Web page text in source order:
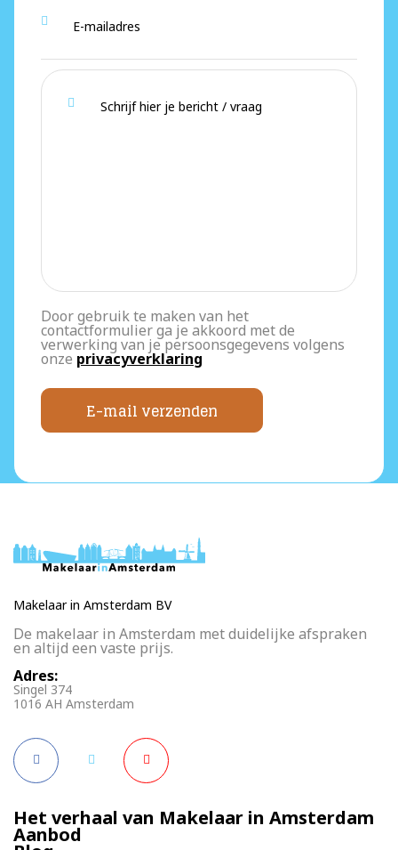
Door gebruik te maken van het
contactformulier ga je akkoord met de
verwerking van je persoonsgegevens volgens
onze privacyverklaring
E-mail verzenden
Makelaar in Amsterdam BV
De makelaar in Amsterdam met duidelijke afspraken
en altijd een vaste prijs.
Adres:
Singel 374
1016 AH Amsterdam
Het verhaal van Makelaar in Amsterdam
Aanbod